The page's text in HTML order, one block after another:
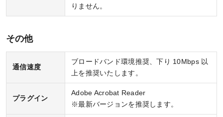
WEBサイトご利用環境
eラーニング推奨環境
テストバンク・テストエンジン推奨環境
りません。
その他
通信速度
ブロードバンド環境推奨、下り 10Mbps 以
上を推奨いたします。
プラグイン
Adobe Acrobat Reader
※最新バージョンを推奨します。